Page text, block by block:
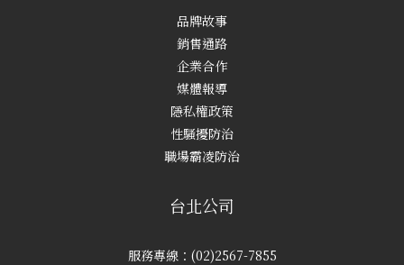
品牌故事
銷售通路
企業合作
媒體報導
隱私權政策
性騷擾防治
職場霸凌防治
台北公司
服務專線：(02)2567-7855